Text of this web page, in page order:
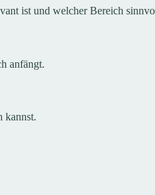
ist und welcher Bereich
anfängt.
kannst.